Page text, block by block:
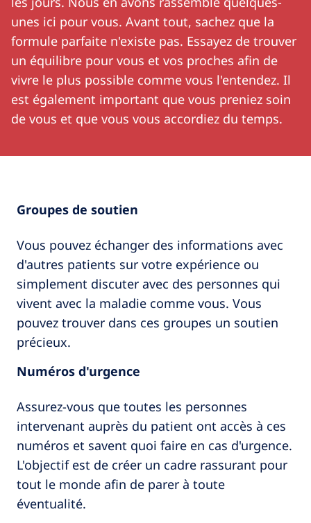
unes ici pour vous. Avant tout, sachez que la
formule parfaite n'existe pas. Essayez de trouver
un équilibre pour vous et vos proches afin de
vivre le plus possible comme vous l'entendez. Il
est également important que vous preniez soin
de vous et que vous vous accordiez du temps.
Groupes de soutien
Vous pouvez échanger des informations avec
d'autres patients sur votre expérience ou
simplement discuter avec des personnes qui
vivent avec la maladie comme vous. Vous
pouvez trouver dans ces groupes un soutien
précieux.
Numéros d'urgence
Assurez-vous que toutes les personnes
intervenant auprès du patient ont accès à ces
numéros et savent quoi faire en cas d'urgence.
L'objectif est de créer un cadre rassurant pour
tout le monde afin de parer à toute
éventualité.